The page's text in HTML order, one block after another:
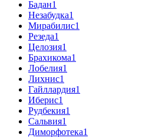
Бадан1
Незабудка1
Мирабилис1
Резеда1
Целозия1
Брахикома1
Лобелия1
Лихнис1
Гайллардия1
Иберис1
Рудбекия1
Сальвия1
Диморфотека1